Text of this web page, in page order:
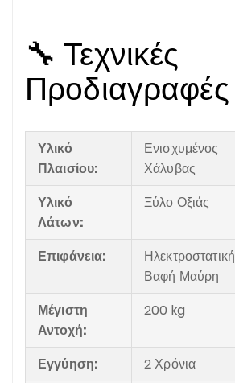
🔧 Τεχνικές
Προδιαγραφές
Υλικό
Πλαισίου:
Ενισχυμένος
Χάλυβας
Υλικό
Λάτων:
Ξύλο Οξιάς
Επιφάνεια:
Ηλεκτροστατική
Βαφή Μαύρη
Μέγιστη
Αντοχή:
200 kg
Εγγύηση: 2 Χρόνια